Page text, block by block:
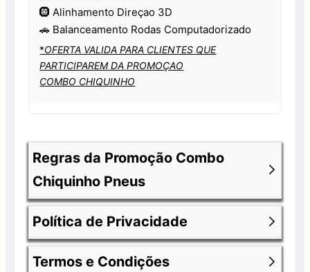
🛞 Alinhamento Direçao 3D
🚗 Balanceamento Rodas Computadorizado
*OFERTA VALIDA PARA CLIENTES QUE
PARTICIPAREM DA PROMOÇAO
COMBO CHIQUINHO
Regras da Promoção Combo
Chiquinho Pneus
Os produtos anunciados fazem parte de
uma promoção e encontram-se com 30%
de desconto já aplicado. Os valores
Política de Privacidade
Nossa política de privacidade você
Termos e Condições